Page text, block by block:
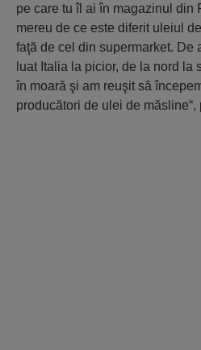
pe care tu îl ai în magazinul din
mereu de ce este diferit uleiul
faţă de cel din supermarket. De
luat Italia la picior, de la nord la
în moară şi am reuşit să
producători de ulei de